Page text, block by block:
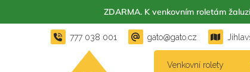
777 038 001 gato@gato.cz
Venkovní rolety
ZDARMA. K venkovním roletám